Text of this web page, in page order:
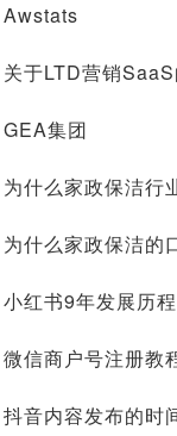
Awstats
关于LTD营销SaaS
GEA集团
小红书9年发展历
微信商户号注册教
抖音内容发布的时